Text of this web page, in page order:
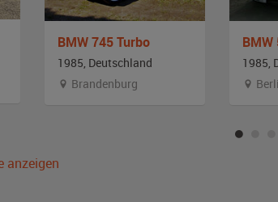
BMW 745 Turbo
1985, Deutschland
Brandenburg
BMW
1985,
anzeigen